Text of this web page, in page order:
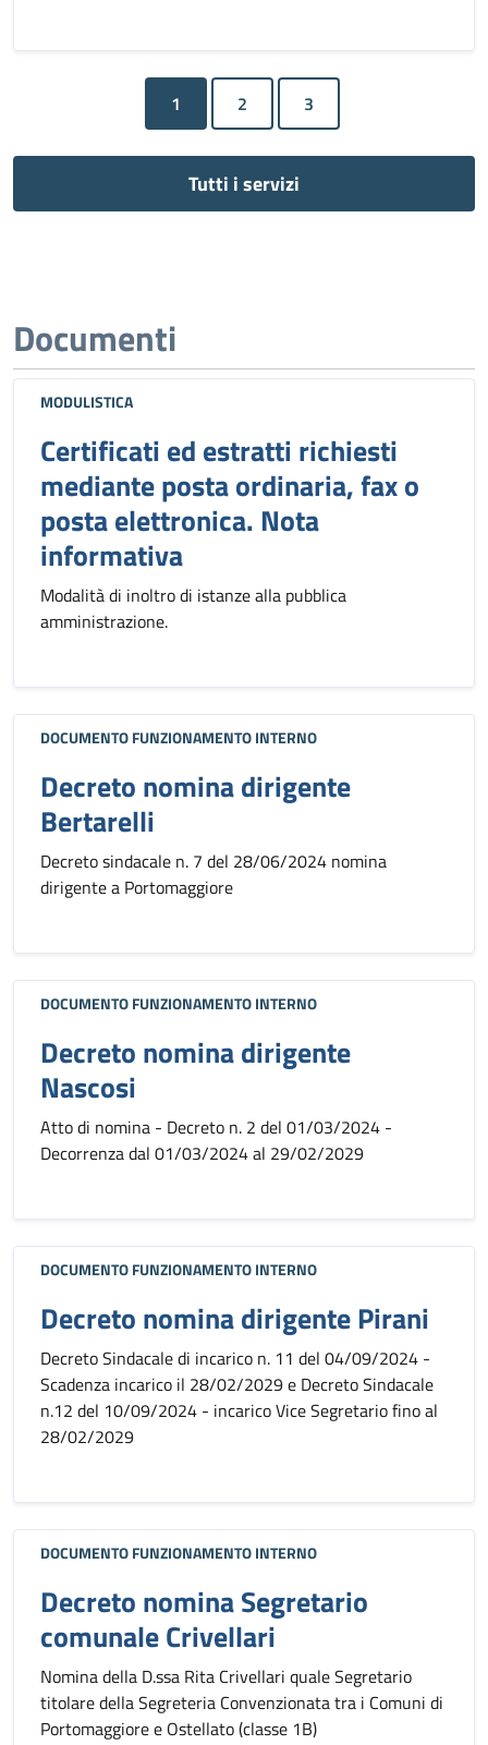
1
Tutti i servizi
Documenti
MODULISTICA
Certificati ed estratti richiesti
mediante posta ordinaria, fax o
posta elettronica. Nota
informativa
Modalità di inoltro di istanze alla pubblica
amministrazione.
DOCUMENTO FUNZIONAMENTO INTERNO
Decreto nomina dirigente
Bertarelli
Decreto sindacale n. 7 del 28/06/2024 nomina
dirigente a Portomaggiore
DOCUMENTO FUNZIONAMENTO INTERNO
Decreto nomina dirigente
Nascosi
Atto di nomina - Decreto n. 2 del 01/03/2024 -
Decorrenza dal 01/03/2024 al 29/02/2029
DOCUMENTO FUNZIONAMENTO INTERNO
Decreto nomina dirigente Pirani
Decreto Sindacale di incarico n. 11 del 04/09/2024 -
Scadenza incarico il 28/02/2029 e Decreto Sindacale
n.12 del 10/09/2024 - incarico Vice Segretario fino al
28/02/2029
DOCUMENTO FUNZIONAMENTO INTERNO
Decreto nomina Segretario
comunale Crivellari
Nomina della D.ssa Rita Crivellari quale Segretario
titolare della Segreteria Convenzionata tra i Comuni di
Portomaggiore e Ostellato (classe 1B)